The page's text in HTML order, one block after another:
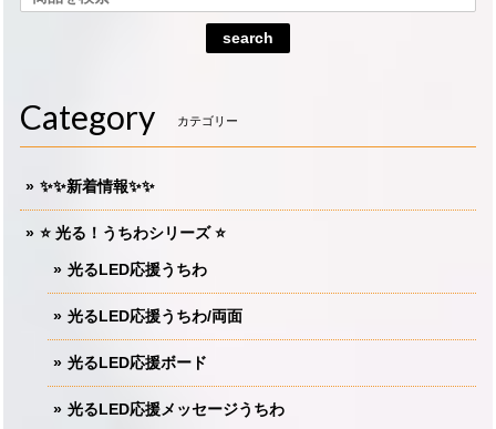
search
Category カテゴリー
✨✨新着情報✨✨
⭐️ 光る！うちわシリーズ ⭐️
光るLED応援うちわ
光るLED応援うちわ/両面
光るLED応援ボード
光るLED応援メッセージうちわ